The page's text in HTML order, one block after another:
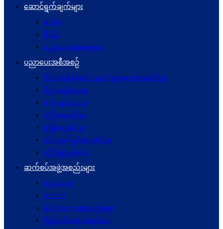
ဆောင်ရွက်ချက်များ
ဓာတ်ပုံ
ဗွီဒီယို
ပညာပေးဆွေးနွေးမှုများ
ပညာပေးအစီအစဉ်
ဒီမိုကရေစီနှင့်ဖက်ဒရယ်တည်ဆောက်ရေးဆိုင်ရာ
ဒီမိုကရေစီရေးရာ
ဖက်ဒရယ်ရေးရာ
လုံခြုံရေးဆိုင်ရာ
ဖွံဖြိုးရေးဆိုင်ရာ
ပဋိပက္ခ‌ဖြေရှင်းရေးဆိုင်ရာ
ယုံကြည်မှုဆိုင်ရာ
ဆက်စပ်အဖွဲ့အစည်းများ
ကုလသမဂ္ဂ
ASEAN
နိုင်ငံတကာအဖွဲ့အစည်းများ
ပြည်တွင်းအဖွဲ့အစည်းများ